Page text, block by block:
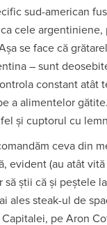
sud-american
cele argentiniene,
se face că
– sunt
constant atât
a alimentelor
și cuptorul cu
ceva din
evident (au atât vită
să știi că și peștele
ales steak-ul de
pe Aron